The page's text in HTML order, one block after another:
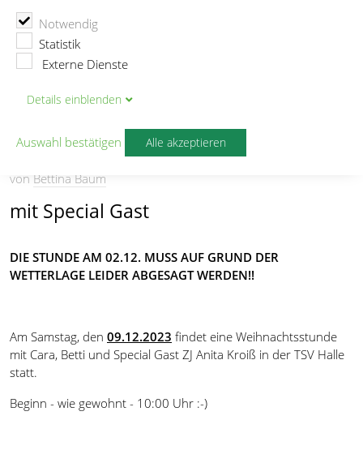
Notwendig
Statistik
Externe Dienste
Details einblenden
Auswahl bestätigen Alle akzeptieren
TSV Vaterstetten e.V.
ZUMBA Weihnachtsstunden
ZUMBA FITNESS
ZUMBA Weihnachtsstunden
von Bettina Baum
mit Special Gast
DIE STUNDE AM 02.12. MUSS AUF GRUND DER
WETTERLAGE LEIDER ABGESAGT WERDEN!!
Am Samstag, den 09.12.2023 findet eine Weihnachtsstunde
mit Cara, Betti und Special Gast ZJ Anita Kroiß in der TSV Halle
statt.
Beginn - wie gewohnt - 10:00 Uhr :-)